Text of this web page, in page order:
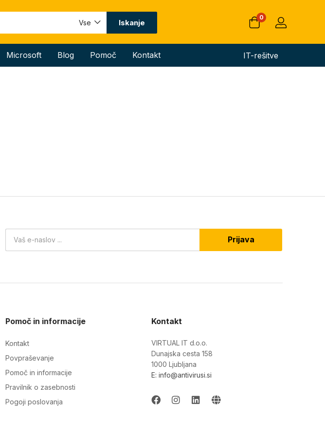
Vse Iskanje
0
Microsoft Blog Pomoč Kontakt IT-rešitve
Prijava
Pomoč in informacije
Kontakt
Povpraševanje
Pomoč in informacije
Pravilnik o zasebnosti
Pogoji poslovanja
Kontakt
VIRTUAL IT d.o.o.
Dunajska cesta 158
1000 Ljubljana
E: info@antivirusi.si